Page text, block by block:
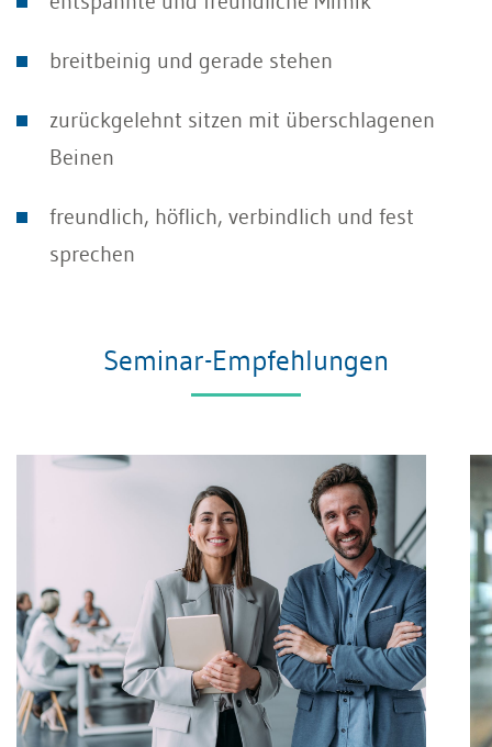
breitbeinig und gerade stehen
zurückgelehnt sitzen mit überschlagenen
Beinen
freundlich, höflich, verbindlich und fest
sprechen
Seminar-Empfehlungen